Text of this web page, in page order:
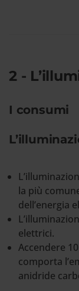
2 -
I consumi
la più
dell’energia
elettrici.
Accendere
comporta
anidride